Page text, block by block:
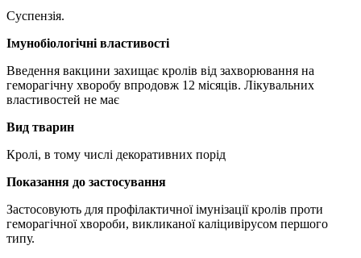
Суспензія.
Імунобіологічні властивості
Введення вакцини захищає кролів від захворювання на
геморагічну хворобу впродовж 12 місяців. Лікувальних
властивостей не має
Вид тварин
Кролі, в тому числі декоративних порід
Показання до застосування
Застосовують для профілактичної імунізації кролів проти
геморагічної хвороби, викликаної каліцивірусом першого
типу.